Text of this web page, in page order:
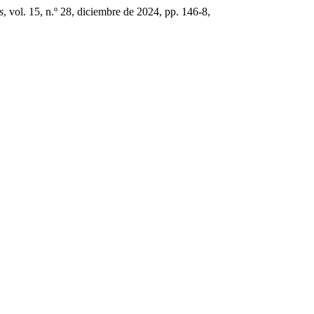
, vol. 15, n.º 28, diciembre de 2024, pp. 146-8,